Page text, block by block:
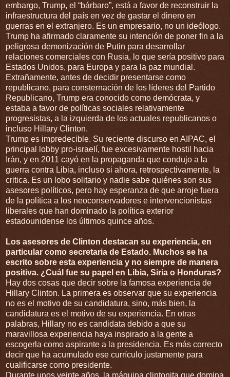
embargo, Trump, el “bárbaro”, está a favor de reconstruir la
infraestructura del país en vez de gastar el dinero en
guerras en el extranjero. Es un empresario, no un ideólogo.
Trump ha afirmado claramente su intención de poner fin a la
peligrosa demonización de Putin para desarrollar
relaciones comerciales con Rusia, lo que sería positivo para
Estados Unidos, para Europa y para la paz mundial.
Extrañamente, antes de decidir presentarse como
republicano, para consternación de los líderes del Partido
Republicano, Trump era conocido como demócrata, y
estaba a favor de políticas sociales relativamente
progresistas, a la izquierda de los actuales republicanos o
incluso Hillary Clinton.
Trump es impredecible. Su reciente discurso en AIPAC, el
principal lobby pro-israelí, fue excesivamente hostil hacia
Irán, y en 2011 cayó en la propaganda que condujo a la
guerra contra Libia, incluso si ahora, retrospectivamente, la
critica. Es un lobo solitario y nadie sabe quiénes son sus
asesores políticos, pero hay esperanza de que arroje fuera
de la política a los neoconservadores e intervencionistas
liberales que han dominado la política exterior
estadounidense los últimos quince años.
Los asesores de Clinton destacan su experiencia, en
particular como secretaria de Estado. Muchos se ha
escrito sobre esta experiencia y no siempre de manera
positiva. ¿Cuál fue su papel en Libia, Siria o Honduras?
Hay dos cosas que decir sobre la famosa experiencia de
Hillary Clinton. La primera es observar que su experiencia
no es el motivo de su candidatura, sino, más bien, la
candidatura es el motivo de su experiencia. En otras
palabras, Hillary no es candidata debido a que su
maravillosa experiencia haya inspirado a la gente a
escogerla como aspirante a la presidencia. Es más correcto
decir que ha acumulado ese currículo justamente para
cualificarse como presidente.
Durante unos veinte años, la máquina clintonita que domina